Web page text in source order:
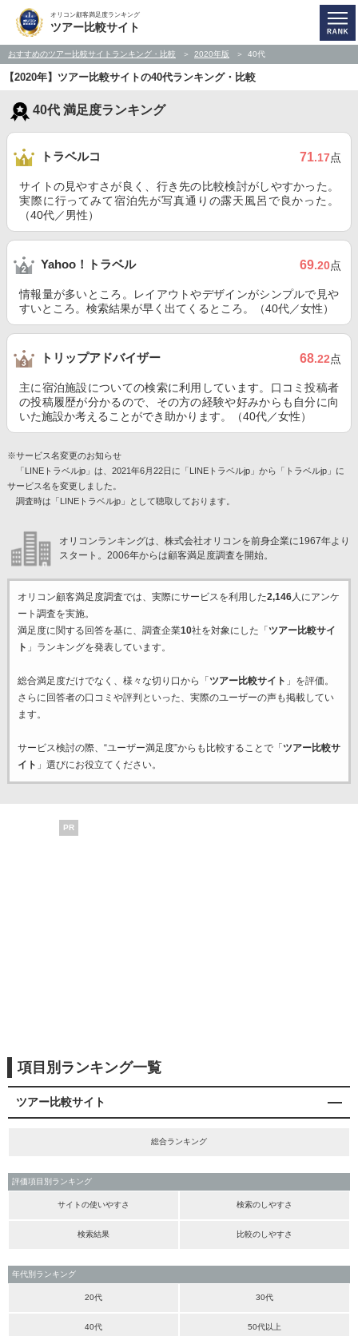
オリコン顧客満足度ランキング
ツアー比較サイト
おすすめのツアー比較サイトランキング・比較 2020年版 40代
【2020年】ツアー比較サイトの40代ランキング・比較
40代 満足度ランキング
トラベルコ 71.17点
サイトの見やすさが良く、行き先の比較検討がしやすかった。
実際に行ってみて宿泊先が写真通りの露天風呂で良かった。
（40代／男性）
Yahoo！トラベル 69.20点
情報量が多いところ。レイアウトやデザインがシンプルで見や
すいところ。検索結果が早く出てくるところ。（40代／女性）
トリップアドバイザー 68.22点
主に宿泊施設についての検索に利用しています。口コミ投稿者
の投稿履歴が分かるので、その方の経験や好みからも自分に向
いた施設か考えることができ助かります。（40代／女性）
※サービス名変更のお知らせ
「LINEトラベルjp」は、2021年6月22日に「LINEトラベルjp」から「トラベルjp」に
サービス名を変更しました。
調査時は「LINEトラベルjp」として聴取しております。
オリコンランキングは、株式会社オリコンを前身企業に1967年より
スタート。2006年からは顧客満足度調査を開始。
オリコン顧客満足度調査では、実際にサービスを利用した2,146人にアンケ
ート調査を実施。
満足度に関する回答を基に、調査企業10社を対象にした「 ツアー比較サイ
ト 」ランキングを発表しています。
総合満足度だけでなく、様々な切り口から「 ツアー比較サイト 」を評価。
さらに回答者の口コミや評判といった、実際のユーザーの声も掲載してい
ます。
サービス検討の際、“ユーザー満足度”からも比較することで「 ツアー比較サ
イト 」選びにお役立てください。
PR
項目別ランキング一覧
ツアー比較サイト
総合ランキング
評価項目別ランキング
サイトの使いやすさ 検索のしやすさ
検索結果 比較のしやすさ
年代別ランキング
20代 30代
40代 50代以上